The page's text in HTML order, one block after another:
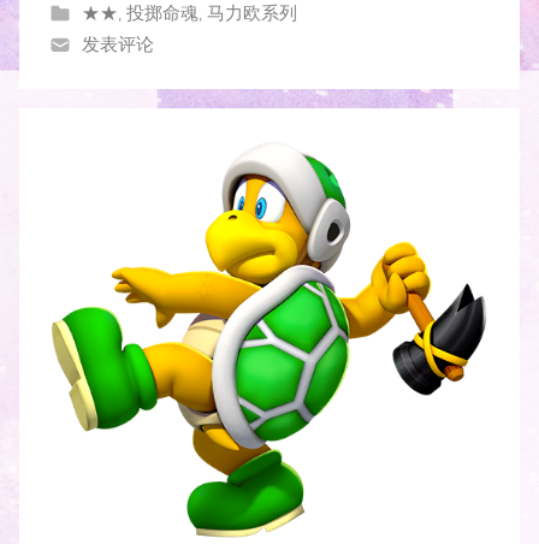
★★ 投掷命魂, 马力欧系列
发表评论